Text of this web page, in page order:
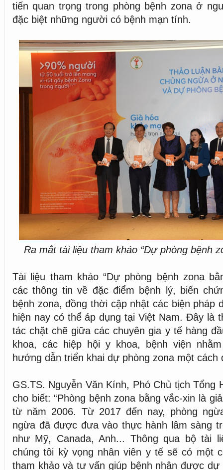
tiến quan trọng trong phòng bệnh zona ở
đặc biệt những người có bệnh mạn tính.
Ra mắt tài liệu tham khảo “Dự phòng bệnh
Tài liệu tham khảo “Dự phòng bệnh zona
các thông tin về đặc điểm bệnh lý, biến
bệnh zona, đồng thời cập nhật các biện pháp
hiện nay có thể áp dụng tại Việt Nam. Đây là
tác chặt chẽ giữa các chuyên gia y tế hàng
khoa, các hiệp hội y khoa, bệnh viện
hướng dẫn triển khai dự phòng zona một cách
GS.TS. Nguyễn Văn Kính, Phó Chủ tịch Tổng
cho biết: “Phòng bệnh zona bằng vắc-xin là
từ năm 2006. Từ 2017 đến nay, phòng
ngừa đã được đưa vào thực hành lâm sàng
như Mỹ, Canada, Anh... Thông qua bộ tài
chúng tôi kỳ vọng nhân viên y tế sẽ có một
tham khảo và tư vấn giúp bệnh nhân được dự